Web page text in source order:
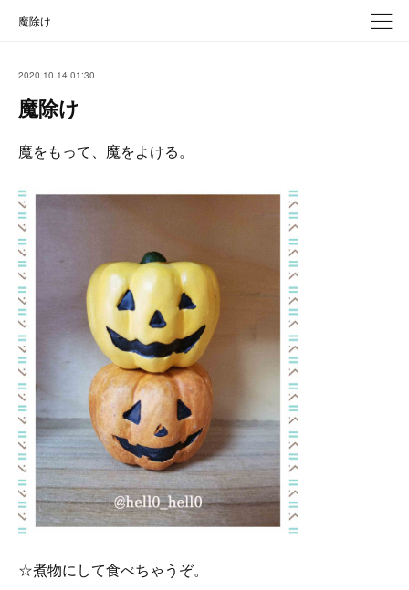
魔除け
2020.10.14 01:30
魔除け
魔をもって、魔をよける。
☆煮物にして食べちゃうぞ。